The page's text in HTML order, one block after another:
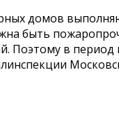
домов
быть
Поэтому в